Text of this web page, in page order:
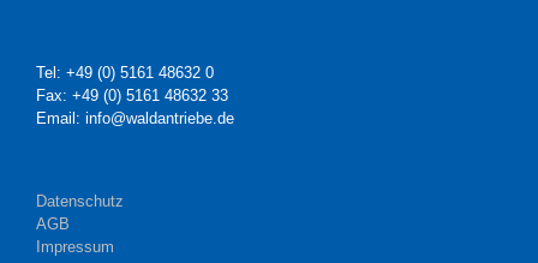
Tel: +49 (0) 5161 48632 0
Fax: +49 (0) 5161 48632 33
Email: info@waldantriebe.de
Datenschutz
AGB
Impressum